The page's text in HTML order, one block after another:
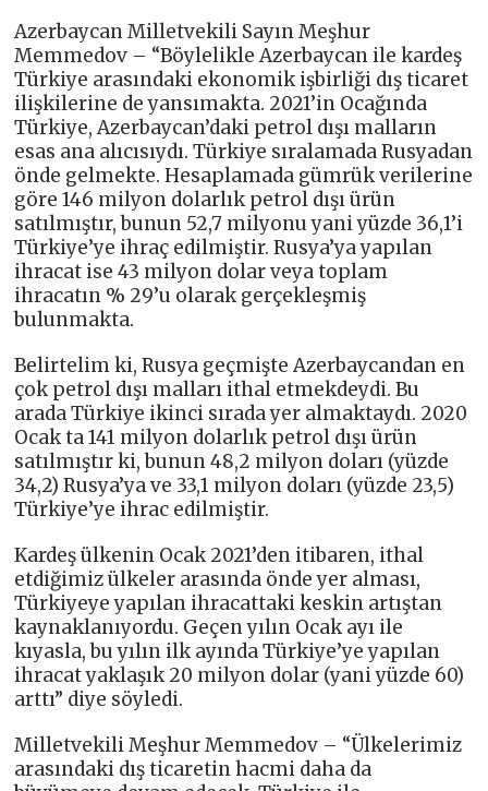
Azerbaycan Milletvekili Sayın Meşhur
Memmedov – “Böylelikle Azerbaycan ile kardeş
Türkiye arasındaki ekonomik işbirliği dış ticaret
ilişkilerine de yansımakta. 2021’in Ocağında
Türkiye, Azerbaycan’daki petrol dışı malların
esas ana alıcısıydı. Türkiye sıralamada Rusyadan
önde gelmekte. Hesaplamada gümrük verilerine
göre 146 milyon dolarlık petrol dışı ürün
satılmıştır, bunun 52,7 milyonu yani yüzde 36,1’i
Türkiye’ye ihraç edilmiştir. Rusya’ya yapılan
ihracat ise 43 milyon dolar veya toplam
ihracatın % 29’u olarak gerçekleşmiş
bulunmakta.
Belirtelim ki, Rusya geçmişte Azerbaycandan en
çok petrol dışı malları ithal etmekdeydi. Bu
arada Türkiye ikinci sırada yer almaktaydı. 2020
Ocak ta 141 milyon dolarlık petrol dışı ürün
satılmıştır ki, bunun 48,2 milyon doları (yüzde
34,2) Rusya’ya ve 33,1 milyon doları (yüzde 23,5)
Türkiye’ye ihrac edilmiştir.
Kardeş ülkenin Ocak 2021’den itibaren, ithal
etdiğimiz ülkeler arasında önde yer alması,
Türkiyeye yapılan ihracattaki keskin artıştan
kaynaklanıyordu. Geçen yılın Ocak ayı ile
kıyasla, bu yılın ilk ayında Türkiye’ye yapılan
ihracat yaklaşık 20 milyon dolar (yani yüzde 60)
arttı” diye söyledi.
Milletvekili Meşhur Memmedov – “Ülkelerimiz
arasındaki dış ticaretin hacmi daha da